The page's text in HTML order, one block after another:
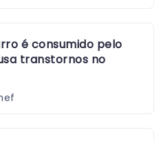
é consumido pelo
transtornos no